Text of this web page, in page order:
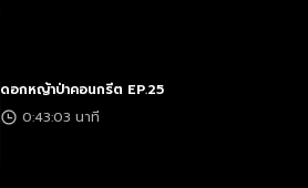
ดอกหญ้าป่าคอนกรีต EP.25
0:43:03 นาที